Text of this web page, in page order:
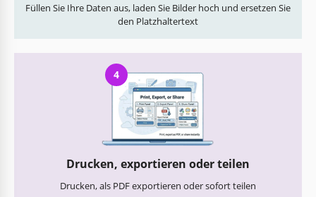
Füllen Sie Ihre Daten aus, laden Sie Bilder hoch und ersetzen Sie
den Platzhaltertext
4
Drucken, exportieren oder teilen
Drucken, als PDF exportieren oder sofort teilen